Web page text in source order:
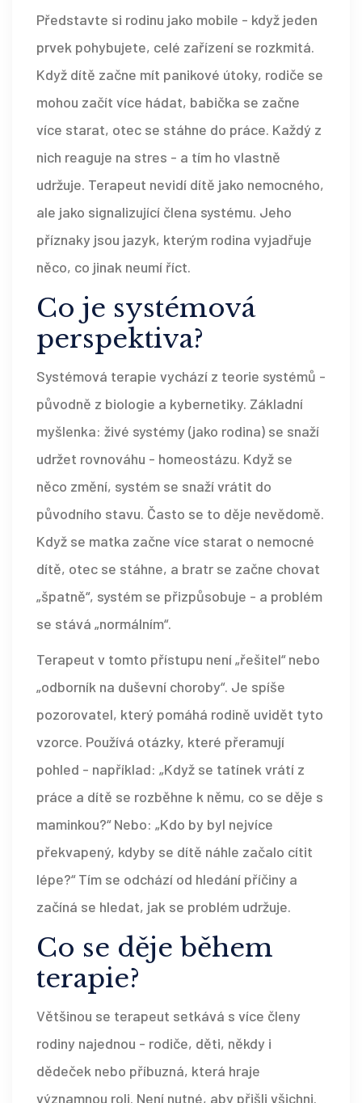
Představte si rodinu jako mobile - když jeden
prvek pohybujete, celé zařízení se rozkmitá.
Když dítě začne mít panikové útoky, rodiče se
mohou začít více hádat, babička se začne
více starat, otec se stáhne do práce. Každý z
nich reaguje na stres - a tím ho vlastně
udržuje. Terapeut nevidí dítě jako nemocného,
ale jako signalizující člena systému. Jeho
příznaky jsou jazyk, kterým rodina vyjadřuje
něco, co jinak neumí říct.
Co je systémová
perspektiva?
Systémová terapie vychází z teorie systémů -
původně z biologie a kybernetiky. Základní
myšlenka: živé systémy (jako rodina) se snaží
udržet rovnováhu - homeostázu. Když se
něco změní, systém se snaží vrátit do
původního stavu. Často se to děje nevědomě.
Když se matka začne více starat o nemocné
dítě, otec se stáhne, a bratr se začne chovat
„špatně“, systém se přizpůsobuje - a problém
se stává „normálním“.
Terapeut v tomto přístupu není „řešitel“ nebo
„odborník na duševní choroby“. Je spíše
pozorovatel, který pomáhá rodině uvidět tyto
vzorce. Používá otázky, které přeramují
pohled - například: „Když se tatínek vrátí z
práce a dítě se rozběhne k němu, co se děje s
maminkou?“ Nebo: „Kdo by byl nejvíce
překvapený, kdyby se dítě náhle začalo cítit
lépe?“ Tím se odchází od hledání příčiny a
začíná se hledat, jak se problém udržuje.
Co se děje během
terapie?
Většinou se terapeut setkává s více členy
rodiny najednou - rodiče, děti, někdy i
dědeček nebo příbuzná, která hraje
významnou roli. Není nutné, aby přišli všichni.